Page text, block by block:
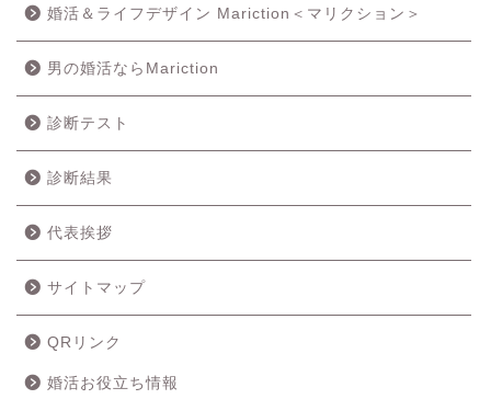
婚活＆ライフデザイン Mariction＜マリクション＞
男の婚活ならMariction
診断テスト
診断結果
代表挨拶
サイトマップ
QRリンク
婚活お役立ち情報